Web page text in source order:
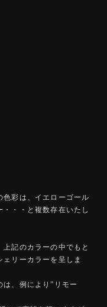
色彩は、イエローゴール
・・・と複数存在いたし
記のカラーの中でもと
リーカラーを呈しま
、例により”リモー